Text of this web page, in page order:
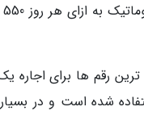
رقم ها برای اجاره
استفاده شده است و در